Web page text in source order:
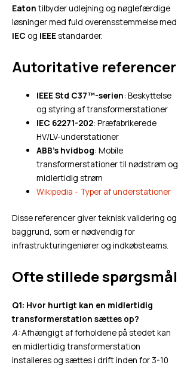
Eaton tilbyder udlejning og nøglefærdige
løsninger med fuld overensstemmelse med
IEC og IEEE standarder.
Autoritative referencer
IEEE Std C37™-serien: Beskyttelse
og styring af transformerstationer
IEC 62271-202: Præfabrikerede
HV/LV-understationer
ABB's hvidbog: Mobile
transformerstationer til nødstrøm og
midlertidig strøm
Wikipedia - Typer af understationer
Disse referencer giver teknisk validering og
baggrund, som er nødvendig for
infrastrukturingeniører og indkøbsteams.
Ofte stillede spørgsmål
Q1: Hvor hurtigt kan en midlertidig
transformerstation sættes op?
A:Afhængigt af forholdene på stedet kan
en midlertidig transformerstation
installeres og sættes i drift inden for 3-10